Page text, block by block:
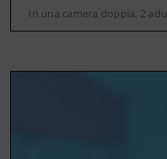
In una camera doppia, 2